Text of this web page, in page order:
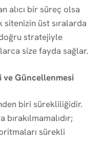
alıcı bir süreç olsa
üst sıralarda
doğru stratejiyle
size fayda sağlar.
ve Güncellenmesi
biri sürekliliğidir.
bırakılmamalıdır;
sürekli